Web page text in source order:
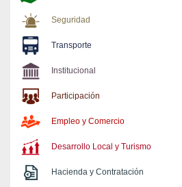
Seguridad
Transporte
Institucional
Participación
Empleo y Comercio
Desarrollo Local y Turismo
Hacienda y Contratación